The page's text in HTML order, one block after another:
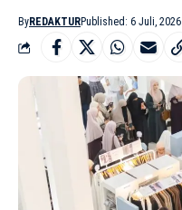
ByREDAKTURPublished: 6 Juli, 2026